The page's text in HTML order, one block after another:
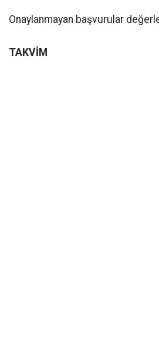
Onaylanmayan başvurular
TAKVİM